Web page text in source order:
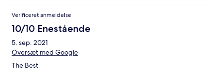
Verificeret anmeldelse
10/10 Enestående
5. sep. 2021
Oversæt med Google
The Best